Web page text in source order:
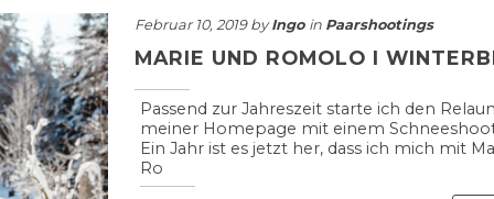
Februar 10, 2019 byIngo in Paarshootings
MARIE UND ROMOLO I
Passend zur Jahreszeit starte ich den
meiner Homepage mit einem
Ein Jahr ist es jetzt her, dass ich mich mit
Ro